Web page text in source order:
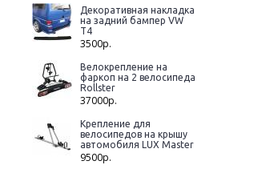
Декоративная накладка
на задний бампер VW
T4
3500р.
Велокрепление на
фаркоп на 2 велосипеда
Rollster
37000р.
Крепление для
велосипедов на крышу
автомобиля LUX Master
9500р.